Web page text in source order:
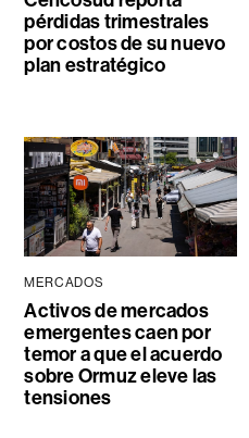
pérdidas trimestrales
por costos de su nuevo
plan estratégico
MERCADOS
Activos de mercados
emergentes caen por
temor a que el acuerdo
sobre Ormuz eleve las
tensiones